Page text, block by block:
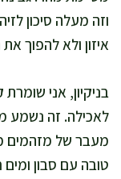
וזה מעלה סיכון
איזון ולא להפוך
בניקיון, אני
לאכילה. זה נשמע
מעבר של מזהמים
טובה עם סבון